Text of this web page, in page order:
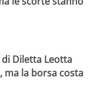
Diletta Leotta
ma la borsa costa